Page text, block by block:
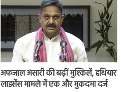
अफजाल अंसारी की बढ़ीं मुश्किलें, हथियार
लाइसेंस मामले में एक और मुकदमा दर्ज